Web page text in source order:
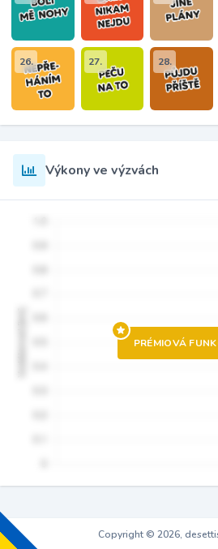
26. 27. 28.
Výkony ve výzvách
PRÉMIOVÁ
Copyright © 2026,